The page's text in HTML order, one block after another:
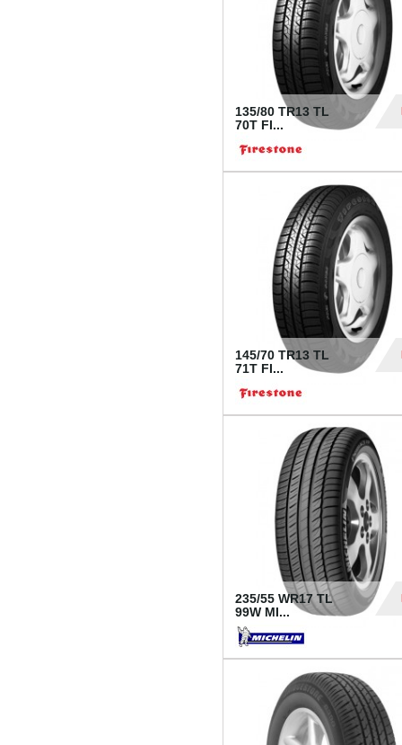
135/80 TR13 TL
70T FI...
145/70 TR13 TL
71T FI...
235/55 WR17 TL
99W MI...